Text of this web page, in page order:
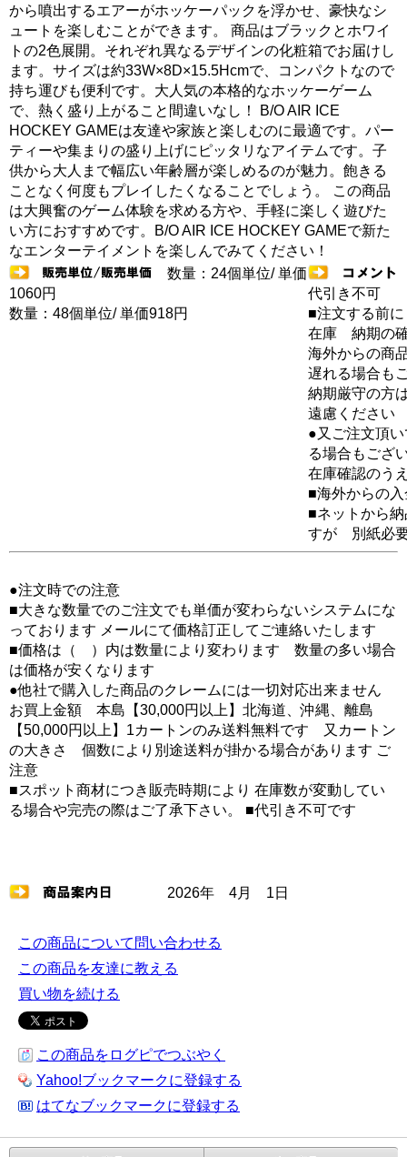
から噴出するエアーがホッケーパックを浮かせ、豪快なシ
ュートを楽しむことができます。 商品はブラックとホワイ
トの2色展開。それぞれ異なるデザインの化粧箱でお届けし
ます。サイズは約33W×8D×15.5Hcmで、コンパクトなので
持ち運びも便利です。大人気の本格的なホッケーゲーム
で、熱く盛り上がること間違いなし！ B/O AIR ICE
HOCKEY GAMEは友達や家族と楽しむのに最適です。パー
ティーや集まりの盛り上げにピッタリなアイテムです。子
供から大人まで幅広い年齢層が楽しめるのが魅力。飽きる
ことなく何度もプレイしたくなることでしょう。 この商品
は大興奮のゲーム体験を求める方や、手軽に楽しく遊びた
い方におすすめです。B/O AIR ICE HOCKEY GAMEで新た
なエンターテイメントを楽しんでみてください！
数量：24個単位/ 単価
1060円
数量：48個単位/ 単価918円
代引き不可
■注文する前に
在庫 納期の
海外からの商
遅れる場合も
納期厳守の方
遠慮ください
●又ご注文頂
る場合もござ
在庫確認のう
■海外からの
■ネットから
すが 別紙必
●注文時での注意
■大きな数量でのご注文でも単価が変わらないシステムにな
っております メールにて価格訂正してご連絡いたします
■価格は（ ）内は数量により変わります 数量の多い場合
は価格が安くなります
●他社で購入した商品のクレームには一切対応出来ません
お買上金額 本島【30,000円以上】北海道、沖縄、離島
【50,000円以上】1カートンのみ送料無料です 又カートン
の大きさ 個数により別途送料が掛かる場合があります ご
注意
■スポット商材につき販売時期により 在庫数が変動してい
る場合や完売の際はご了承下さい。 ■代引き不可です
2026年 4月 1日
この商品について問い合わせる
この商品を友達に教える
買い物を続ける
この商品をログピでつぶやく
Yahoo!ブックマークに登録する
はてなブックマークに登録する